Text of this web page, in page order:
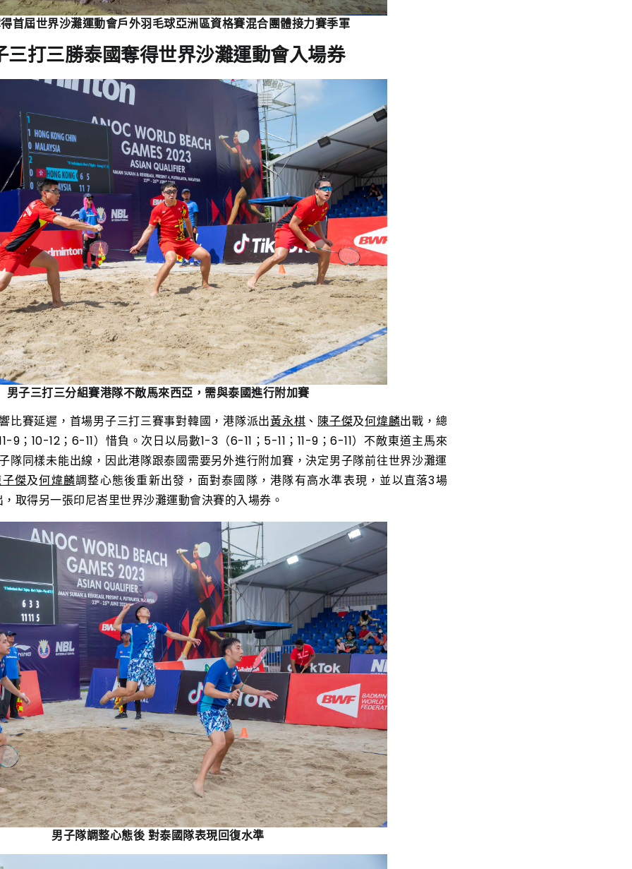
首屆世界沙灘運動會戶外羽毛球亞洲區資格賽混合團體接力賽季軍
三打三勝泰國奪得世界沙灘運動會入場券
男子三打三分組賽港隊不敵馬來西亞，需與泰國進行附加賽
比賽延遲，首場男子三打三賽事對韓國，港隊派出黃永棋 、 陳子傑及何煒麟出戰，總
9；10-12；6-11）惜負。次日以局數1-3（6-11；5-11；11-9；6-11）不敵東道主馬來
隊同樣未能出線，因此港隊跟泰國需要另外進行附加賽，決定男子隊前往世界沙灘運
傑及何煒麟調整心態後重新出發，面對泰國隊，港隊有高水準表現，並以直落3場
取得另一張印尼峇里世界沙灘運動會決賽的入場券。
男子隊調整心態後 對泰國隊表現回復水準